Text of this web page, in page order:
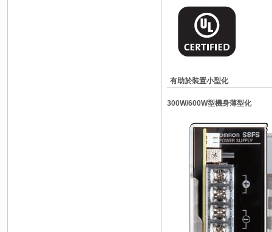
有助於裝置小型化
300W/600W型機身薄型化